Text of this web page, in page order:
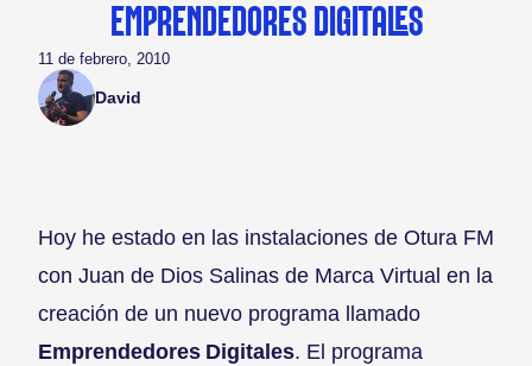
EMPRENDEDORES DIGITALES
11 de febrero, 2010
David
Hoy he estado en las instalaciones de Otura FM
con Juan de Dios Salinas de Marca Virtual en la
creación de un nuevo programa llamado
Emprendedores Digitales. El programa